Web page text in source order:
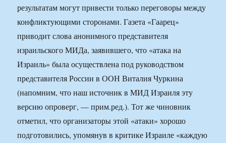
результатам могут привести только переговоры между
конфликтующими сторонами. Газета «Гаарец»
приводит слова анонимного представителя
израильского МИДа, заявившего, что «атака на
Израиль» была осуществлена под руководством
представителя России в ООН Виталия Чуркина
(напомним, что наш источник в МИД Израиля эту
версию опроверг, — прим.ред.). Тот же чиновник
отметил, что организаторы этой «атаки» хорошо
подготовились, упомянув в критике Израиле «каждую